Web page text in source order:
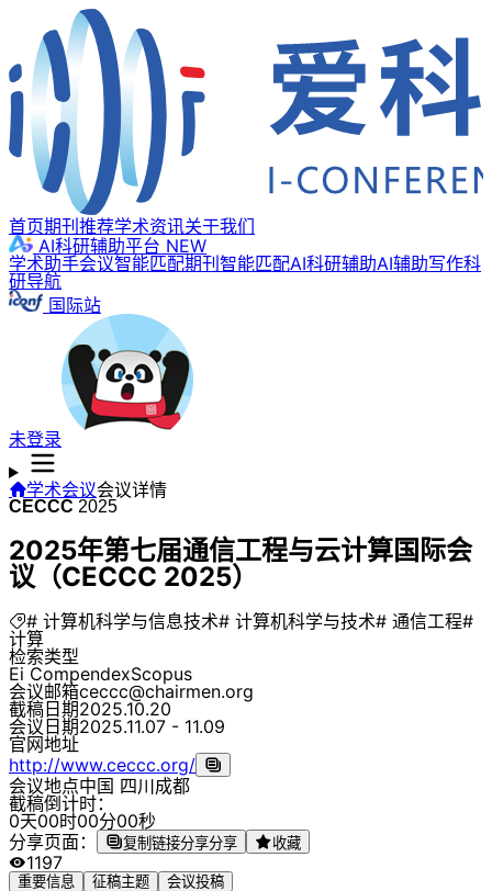
首页期刊推荐学术资讯关于我们
AI科研辅助平台 NEW
学术助手会议智能匹配期刊智能匹配AI科研辅助AI辅助写作科
研导航
国际站
未登录
学术会议会议详情
CECCC 2025
2025年第七届通信工程与云计算国际会
议（CECCC 2025）
# 计算机科学与信息技术# 计算机科学与技术# 通信工程#
计算
检索类型
Ei CompendexScopus
会议邮箱ceccc@chairmen.org
截稿日期2025.10.20
会议日期2025.11.07 - 11.09
官网地址
http://www.ceccc.org/
会议地点中国 四川成都
截稿倒计时：
0天00时00分00秒
分享页面：
复制链接分享分享 收藏
1197
重要信息 征稿主题
会议投稿